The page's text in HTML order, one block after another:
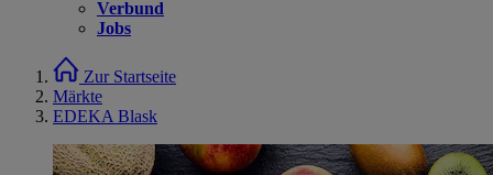
Verbund
Jobs
Zur Startseite
Märkte
EDEKA Blask